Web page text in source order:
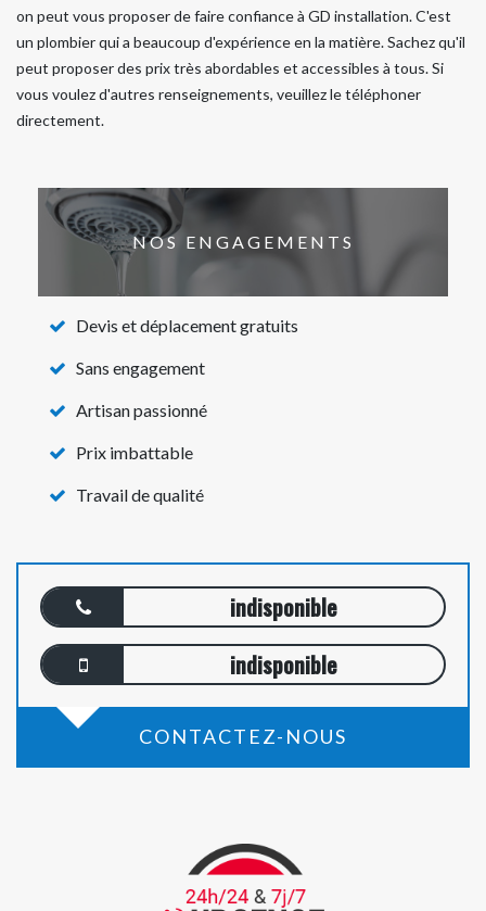
on peut vous proposer de faire confiance à GD installation. C'est
un plombier qui a beaucoup d'expérience en la matière. Sachez qu'il
peut proposer des prix très abordables et accessibles à tous. Si
vous voulez d'autres renseignements, veuillez le téléphoner
directement.
NOS ENGAGEMENTS
Devis et déplacement gratuits
Sans engagement
Artisan passionné
Prix imbattable
Travail de qualité
indisponible
indisponible
CONTACTEZ-NOUS